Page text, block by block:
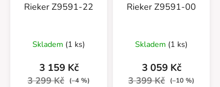
Rieker Z9591-22
Skladem (1 ks)
3 159 Kč
3 299 Kč (–4 %)
Rieker Z9591-00
Skladem (1 ks)
3 059 Kč
3 399 Kč (–10 %)